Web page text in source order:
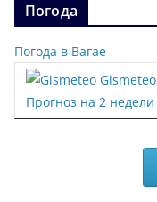
Погода
Погода в Вагае
Gismeteo
Прогноз на 2 недели